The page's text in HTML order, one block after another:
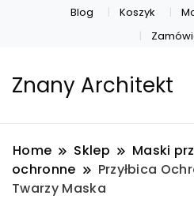
Blog Koszyk
Znany Architekt
Home Sklep
Maski
ochronne
Przyłbica
Twarzy Maska